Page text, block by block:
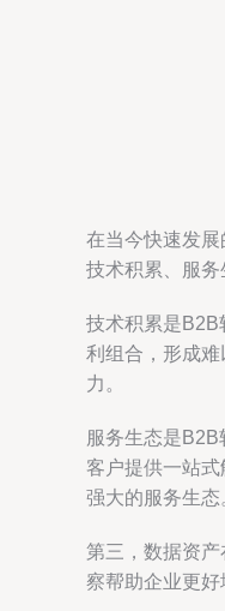
在当今快速发
技术积累、服务
技术积累是B2B
利组合，形成
力。
服务生态是
客户提供一站
强大的服务生态
第三，数据资
察帮助企业更